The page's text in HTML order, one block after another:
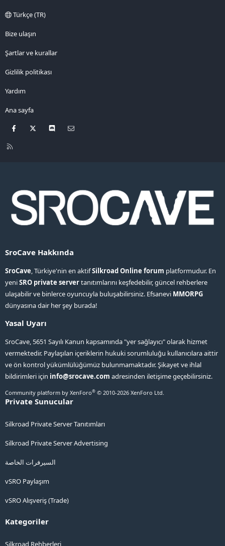
Türkçe (TR)
Bize ulaşın
Şartlar ve kurallar
Gizlilik politikası
Yardım
Ana sayfa
Facebook Discord
R
SroCave Hakkında
SroCave, Türkiye'nin en aktifSilkroad Online forum platformudur. En
yeniSRO private servertanıtımlarını keşfedebilir, güncel rehberlere
ulaşabilir ve binlerce oyuncuyla buluşabilirsiniz. Efsanevi MMORPG
dünyasına dair her şey burada!
Yasal Uyarı
SroCave, 5651 Sayılı Kanun kapsamında "yer sağlayıcı" olarak hizmet
vermektedir. Paylaşılan içeriklerin hukuki sorumluluğu kullanıcılara aittir
ve ön kontrol yükümlülüğümüz bulunmamaktadır. Şikayet ve ihlal
bildirimleri için info@srocave.com adresinden iletişime geçebilirsiniz.
Community platform by XenForo® © 2010-2026 XenForo Ltd.
Private Sunucular
Silkroad Private Server Tanıtımları
Silkroad Private Server Advertising
السيرفرات الخاصة
vSRO Paylaşım
vSRO Alışveriş (Trade)
Kategoriler